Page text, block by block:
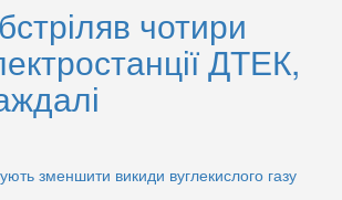
чотири
ДТЕК,